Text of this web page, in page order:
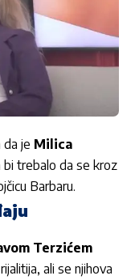
da je Milica
bi trebalo da se kroz
Barbaru.
Terzićem
ali se njihova